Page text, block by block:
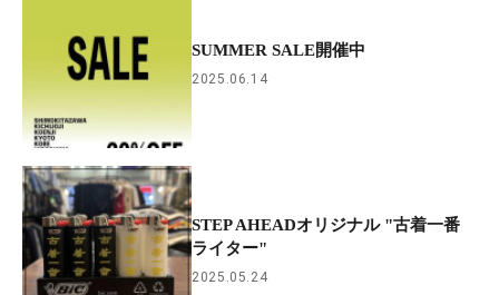
SUMMER SALE開催中
2025.06.14
STEP AHEADオリジナル "古着一番
ライター"
2025.05.24